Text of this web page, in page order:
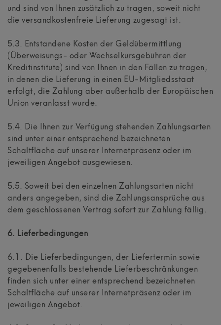
und sind von Ihnen zusätzlich zu tragen, soweit nicht
die versandkostenfreie Lieferung zugesagt ist.
5.3.
Entstandene Kosten der Geldübermittlung
(Überweisungs- oder Wechselkursgebühren der
Kreditinstitute) sind von Ihnen in den Fällen zu tragen,
in denen die Lieferung in einen EU-Mitgliedsstaat
erfolgt, die Zahlung aber außerhalb der Europäischen
Union veranlasst wurde.
5.4. Die Ihnen zur Verfügung stehenden Zahlungsarten
sind unter einer entsprechend bezeichneten
Schaltfläche auf unserer Internetpräsenz oder im
jeweiligen Angebot ausgewiesen.
5.5. Soweit bei den einzelnen Zahlungsarten nicht
anders angegeben, sind die Zahlungsansprüche aus
dem geschlossenen Vertrag sofort zur Zahlung fällig.
6. Lieferbedingungen
6.1. Die Lieferbedingungen, der Liefertermin sowie
gegebenenfalls bestehende Lieferbeschränkungen
finden sich unter einer entsprechend bezeichneten
Schaltfläche auf unserer Internetpräsenz oder im
jeweiligen Angebot.